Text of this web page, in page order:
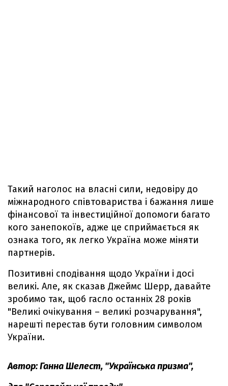
Такий наголос на власні сили, недовіру до
міжнародного співтовариства і бажання лише
фінансової та інвестиційної допомоги багато
кого занепокоїв, адже це сприймається як
ознака того, як легко Україна може міняти
партнерів.
Позитивні сподівання щодо України і досі
великі. Але, як сказав Джеймс Шерр, давайте
зробимо так, щоб гасло останніх 28 років
"Великі очікування – великі розчарування",
нарешті перестав бути головним символом
України.
Автор: Ганна Шелест, "Українська призма",